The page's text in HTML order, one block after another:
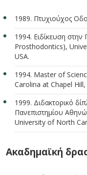
1989. Πτυχιούχος
1994. Ειδίκευση
Prosthodontics),
USA.
1994. Master of
Carolina at Chapel Hill,
1999. Διδακτορικό
Πανεπιστημίου
University of North
Ακαδημαϊκή